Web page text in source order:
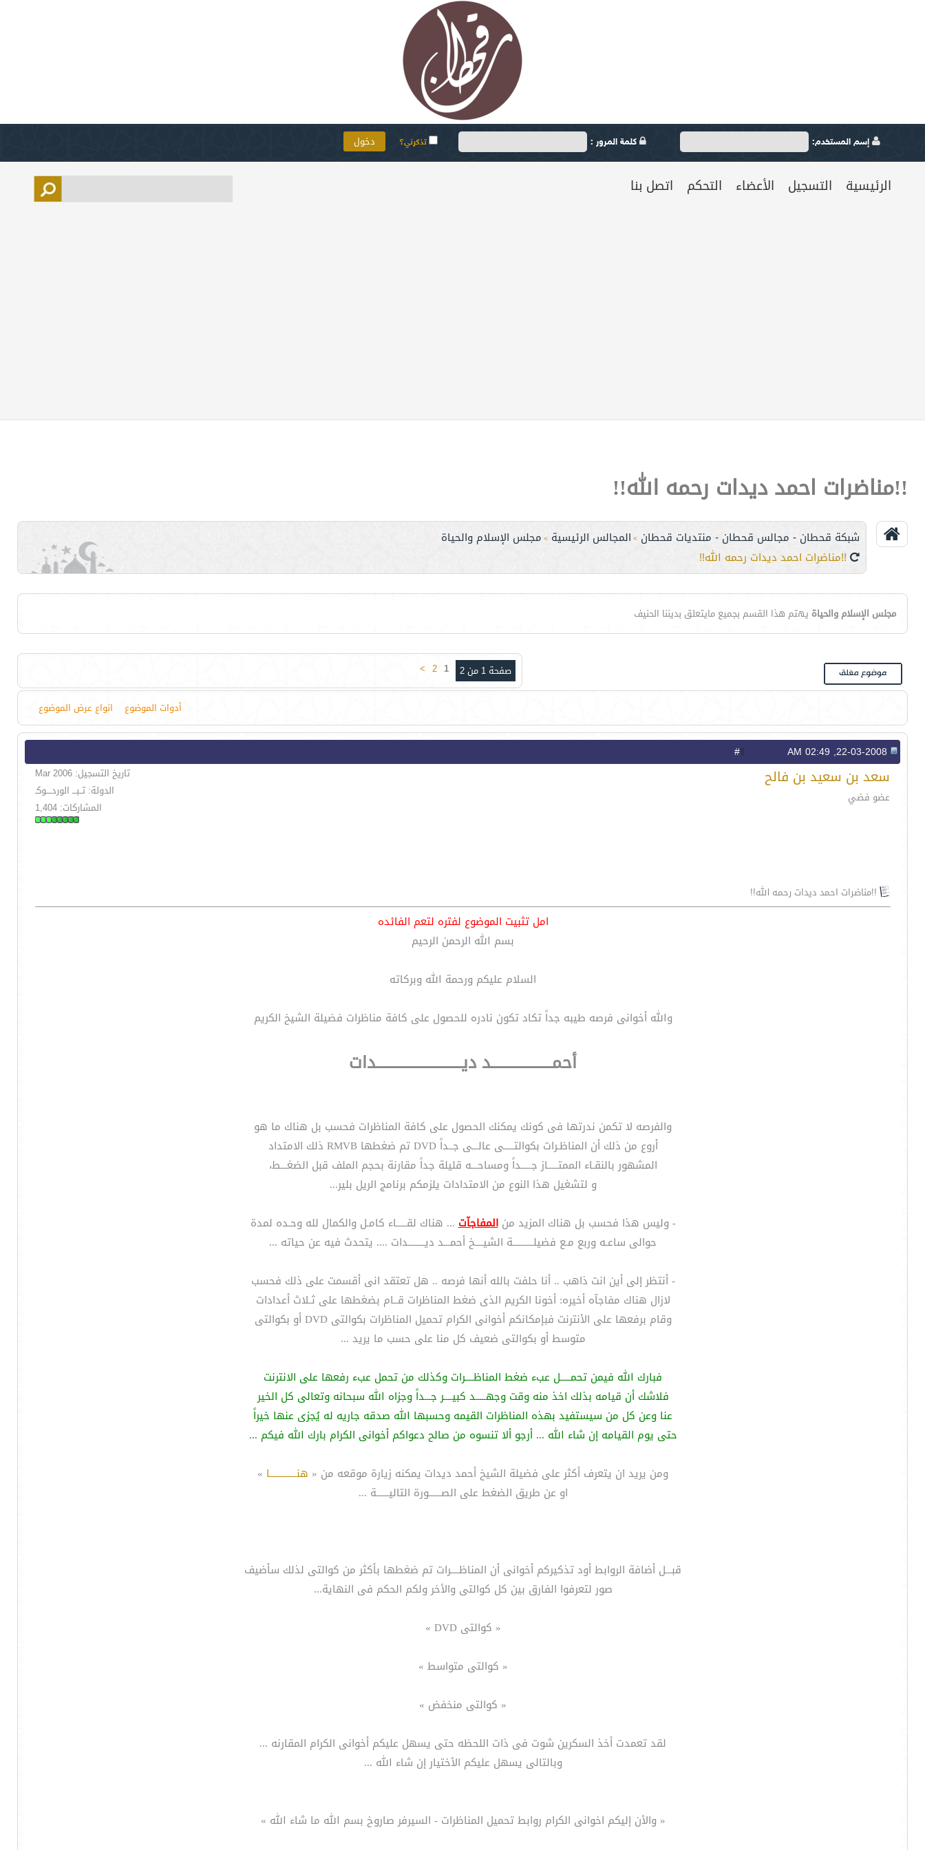
إسم المستخدم: كلمة المرور : تذكرني؟
الرئيسية التسجيل الأعضاء التحكم اتصل بنا
!!مناضرات احمد ديدات رحمه الله!!
شبكة قحطان - مجالس قحطان - منتديات قحطان > المجالس الرئيسية > مجلس الإسلام والحياة
!!مناضرات احمد ديدات رحمه الله!!
مجلس الإسلام والحياة يهتم هذا القسم بجميع مايتعلق بديننا الحنيف
صفحة 1 من 2 1
2
>
أدوات الموضوع انواع عرض الموضوع
1
سعد بن سعيد بن فالح
عضو فضي
تاريخ التسجيل: Mar 2006
الدولة: تــبـــ الوردــــوكـ
المشاركات: 1,404
!!مناضرات احمد ديدات رحمه الله!!
امل تثبيت الموضوع لفتره لتعم الفائده
بسم الله الرحمن الرحيم
السلام عليكم ورحمة الله وبركاته
والله أخوانى فرصه طيبه جداً تكاد تكون نادره للحصول على كافة مناظرات فضيلة الشيخ الكريم
أحمــــــــــــــــــــــد ديـــــــــــــــــــــــــــــــدات
والفرصه لا تكمن ندرتها فى كونك يمكنك الحصول على كافة المناظرات فحسب بل هناك ما هو
أروع من ذلك أن المناظـرات بكوالتـــــى عالـــى جــداً DVD تم ضغطها RMVB ذلك الامتداد
المشهور بالنقـاء الممتـــــاز جـــــداً ومساحـــه قليلة جداً مقارنة بحجم الملف قبل الضغـــط،
و لتشغيل هذا النوع من الامتدادات يلزمكم برنامج الريل بلير...
- وليس هذا فحسب بل هناك المزيد منالمفاجآت... هناك لقـــــاء كامـل والكمال لله وحـده لمدة
حوالى ساعـه وربع مـع فضيلــــــــــة الشيــــخ أحمـــد ديــــــــدات .... يتحدث فيه عن حياته ...
- أنتظر إلى أين انت ذاهب .. أنا حلفت بالله أنها فرصه .. هل تعتقد انى أقسمت على ذلك فحسب
لازال هناك مفاجآه أخيره: أخونا الكريم الذى ضغط المناظرات قــام بضغطها على ثـلاث أعدادات
وقام برفعها على الأنترنت فبإمكانكم أخوانى الكرام تحميل المناظرات بكوالتى DVD أو بكوالتى
متوسط أو بكوالتى ضعيف كل منا على حسب ما يريد ...
فبارك الله فيمن تحمـــــل عبء ضغط المناظــــرات وكذلك من تحمل عبء رفعها على الانترنت
فلاشك أن قيامه بذلك اخذ منه وقت وجهـــــد كبيــــر جـــداً وجزاه الله سبحانه وتعالى كل الخير
عنا وعن كل من سيستفيد بهذه المناظرات القيمه وحسبها الله صدقه جاريه له يُجزى عنها خيراً
حتى يوم القيامه إن شاء الله ... أرجو ألا تنسوه من صالح دعواكم أخوانى الكرام بارك الله فيكم ...
ومن يريد ان يتعرف أكثر على فضيلة الشيخ أحمد ديدات يمكنه زيارة موقعه من « هنـــــــــــــا »
او عن طريق الضغط على الصــــــورة التاليــــــة ...
قبـــل أضافة الروابط أود تذكيركم أخوانى أن المناظــــرات تم ضغطها بأكثر من كوالتى لذلك سأضيف
صور لتعرفوا الفارق بين كل كوالتى والأخر ولكم الحكم فى النهاية...
« كوالتى DVD »
« كوالتى متواسط »
« كوالتى منخفض »
لقد تعمدت أخذ السكرين شوت فى ذات اللحظه حتى يسهل عليكم أخوانى الكرام المقارنه ...
وبالتالى يسهل عليكم الأختيار إن شاء الله ...
« والأن إليكم اخوانى الكرام روابط تحميل المناظرات - السيرفر صاروخ بسم الله ما شاء الله »